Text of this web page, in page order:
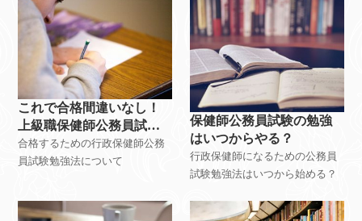
これで合格間違いなし！
上級職保健師公務員試験
勉強法
合格するための行政保健師公務
員試験勉強法について
保健師公務員試験の勉強
はいつからやる？
行政保健師になるための公務員
試験勉強法はいつから始める？